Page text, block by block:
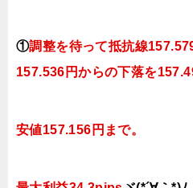
①調整を待って抵抗線
157.536円からの下落を
安値157.156円まで。